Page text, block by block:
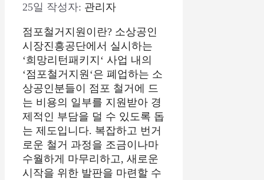
25일 작성자: 관리자
점포철거지원이란? 소상공인
시장진흥공단에서 실시하는
‘희망리턴패키지‘ 사업 내의
‘점포철거지원‘은 폐업하는 소
상공인분들이 점포 철거에 드
는 비용의 일부를 지원받아 경
제적인 부담을 덜 수 있도록 돕
는 제도입니다. 복잡하고 번거
로운 철거 과정을 조금이나마
수월하게 마무리하고, 새로운
시작을 위한 발판을 마련할 수